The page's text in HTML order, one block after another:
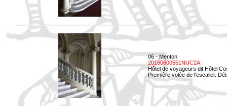
06 - Menton
20160600551NUC2A
Hôtel de voyageurs dit Hôtel
Première volée de l'escalier.